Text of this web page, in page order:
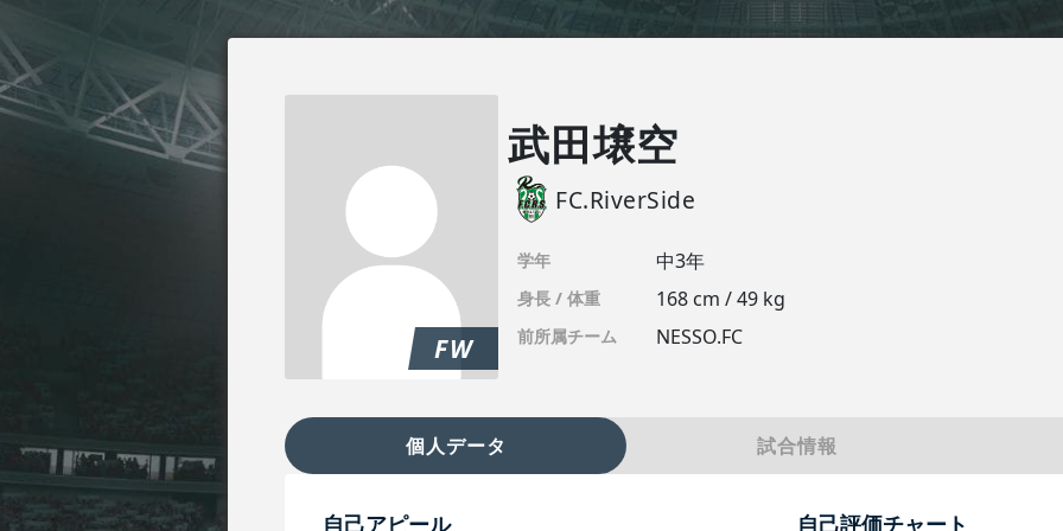
FW
武田壌空
FC.RiverSide
学年 中3年
身長 / 体重 168 cm / 49 kg
前所属チーム NESSO.FC
個人データ 試合情報
自己アピール 自己評価チャート